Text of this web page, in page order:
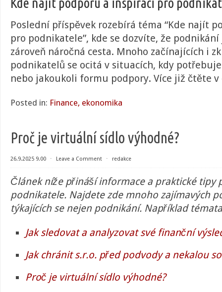
Poslední příspěvek rozebírá téma “Kde najít
pro podnikatele”, kde se dozvíte, že
zároveň náročná cesta. Mnoho začínajících i
podnikatelů se ocitá v situacích, kdy
nebo jakoukoli formu podpory. Více již čtěte v
Posted in: Finance, ekonomika
Proč je virtuální sídlo výhodné?
26.9.2025 9.00 ⋅ Leave a Comment ⋅ redakce
Článek níže přináší informace a praktické tipy
podnikatele. Najdete zde mnoho zajímavých
týkajících se nejen podnikání. Například
Jak sledovat a analyzovat své finanční
Jak chránit s.r.o. před podvody a nekalou
Proč je virtuální sídlo výhodné?